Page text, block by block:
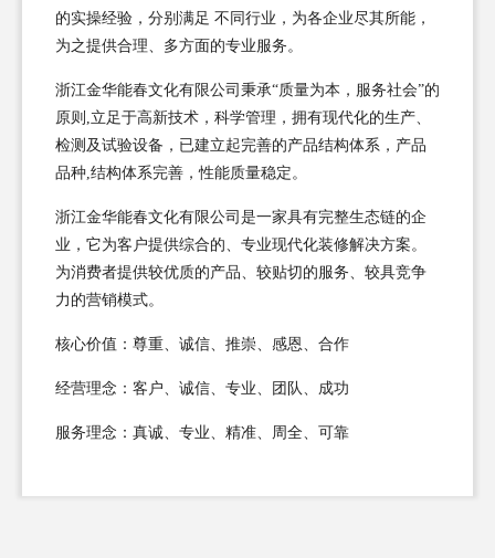
的实操经验，分别满足 不同行业，为各企业尽其所能，
为之提供合理、多方面的专业服务。
浙江金华能春文化有限公司秉承“质量为本，服务社会”的
原则,立足于高新技术，科学管理，拥有现代化的生产、
检测及试验设备，已建立起完善的产品结构体系，产品
品种,结构体系完善，性能质量稳定。
浙江金华能春文化有限公司是一家具有完整生态链的企
业，它为客户提供综合的、专业现代化装修解决方案。
为消费者提供较优质的产品、较贴切的服务、较具竞争
力的营销模式。
核心价值：尊重、诚信、推崇、感恩、合作
经营理念：客户、诚信、专业、团队、成功
服务理念：真诚、专业、精准、周全、可靠